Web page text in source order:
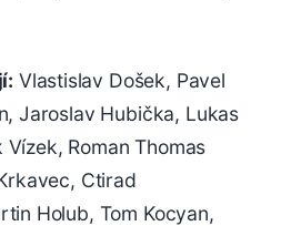
Vlastislav Došek, Pavel
Jaroslav Hubička, Lukas
Vízek, Roman Thomas
Ctirad
Holub, Tom Kocyan,